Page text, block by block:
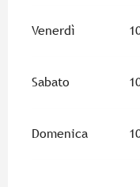
Venerdì
Sabato
Domenica